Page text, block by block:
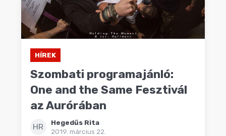
BLOG
HÍREK
Szombati programajánló:
One and the Same Fesztivál
az Aurórában
HR
Hegedűs Rita
2019. március 22.